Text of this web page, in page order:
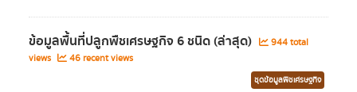
ข้อมูลพื้นที่ปลูกพืชเศรษฐกิจ 6 ชนิด (ล่าสุด)
944 total
views
46 recent views
ชุดข้อมูลพืชเศรษฐกิจ